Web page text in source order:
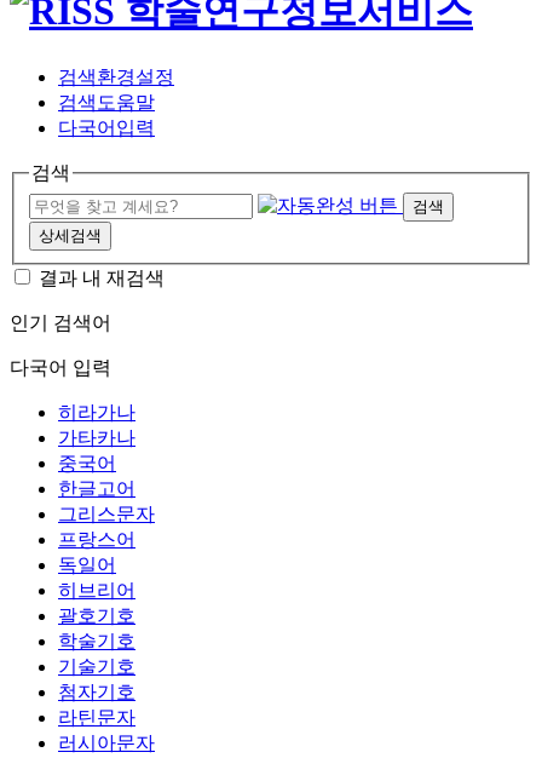
검색환경설정
검색도움말
다국어입력
검색
검색
상세검색
결과 내 재검색
인기 검색어
다국어 입력
히라가나
가타카나
중국어
한글고어
그리스문자
프랑스어
독일어
히브리어
괄호기호
학술기호
기술기호
첨자기호
라틴문자
러시아문자